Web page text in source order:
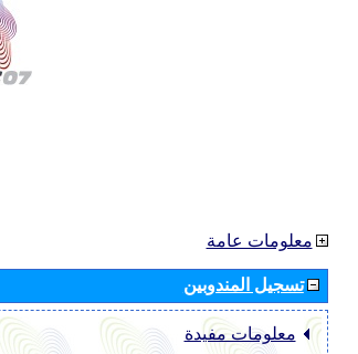
معلومات عامة
تسجيل المندوبين
معلومات مفيدة